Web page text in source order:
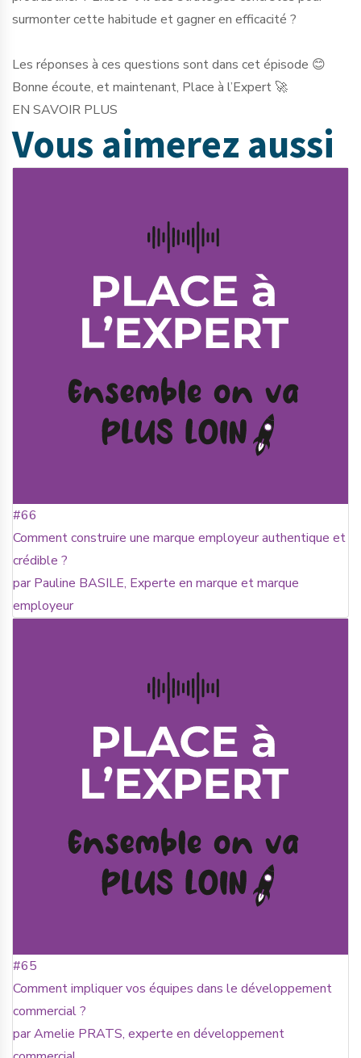
surmonter cette habitude et gagner en efficacité ?
Les réponses à ces questions sont dans cet épisode 😊
Bonne écoute, et maintenant, Place à l’Expert 🚀
EN SAVOIR PLUS
Vous aimerez aussi
#66
Comment construire une marque employeur authentique et
crédible ?
par Pauline BASILE, Experte en marque et marque
employeur
#65
Comment impliquer vos équipes dans le développement
commercial ?
par Amelie PRATS, experte en développement